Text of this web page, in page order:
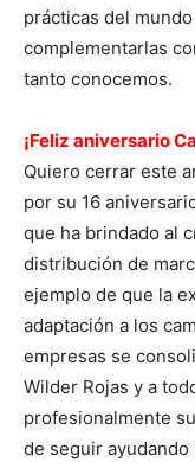
prácticas del
complementarlas
tanto conocemos.
¡Feliz aniversario
Quiero cerrar este
por su 16
que ha brindado al
distribución de
ejemplo de que la
adaptación a los
empresas se
Wilder Rojas y a
profesionalmente
de seguir